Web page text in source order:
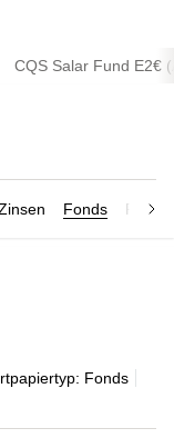
CQS Salar Fund E2€
Fonds
Fonds